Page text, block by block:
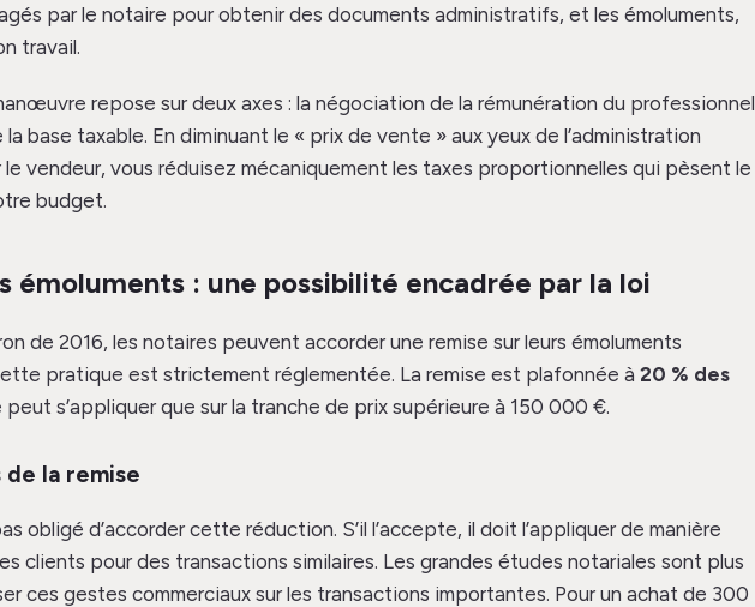
par le notaire pour obtenir des documents administratifs, et les émoluments,
travail.
repose sur deux axes : la négociation de la rémunération du professionnel
base taxable. En diminuant le « prix de vente » aux yeux de l’administration
le vendeur, vous réduisez mécaniquement les taxes proportionnelles qui pèsent le
budget.
émoluments : une possibilité encadrée par la loi
de 2016, les notaires peuvent accorder une remise sur leurs émoluments
pratique est strictement réglementée. La remise est plafonnée à 20 % des
peut s’appliquer que sur la tranche de prix supérieure à 150 000 €.
la remise
obligé d’accorder cette réduction. S’il l’accepte, il doit l’appliquer de manière
clients pour des transactions similaires. Les grandes études notariales sont plus
ces gestes commerciaux sur les transactions importantes. Pour un achat de 300